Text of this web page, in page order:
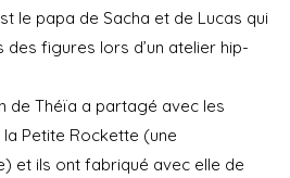
le papa de Sacha et de Lucas qui
des figures lors d’un atelier hip-
de Théïa a partagé avec les
Petite Rockette (une
et ils ont fabriqué avec elle de